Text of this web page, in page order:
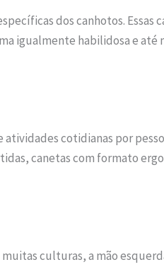
dos canhotos. Essas
igualmente habilidosa e até
cotidianas por
canetas com formato
culturas, a mão